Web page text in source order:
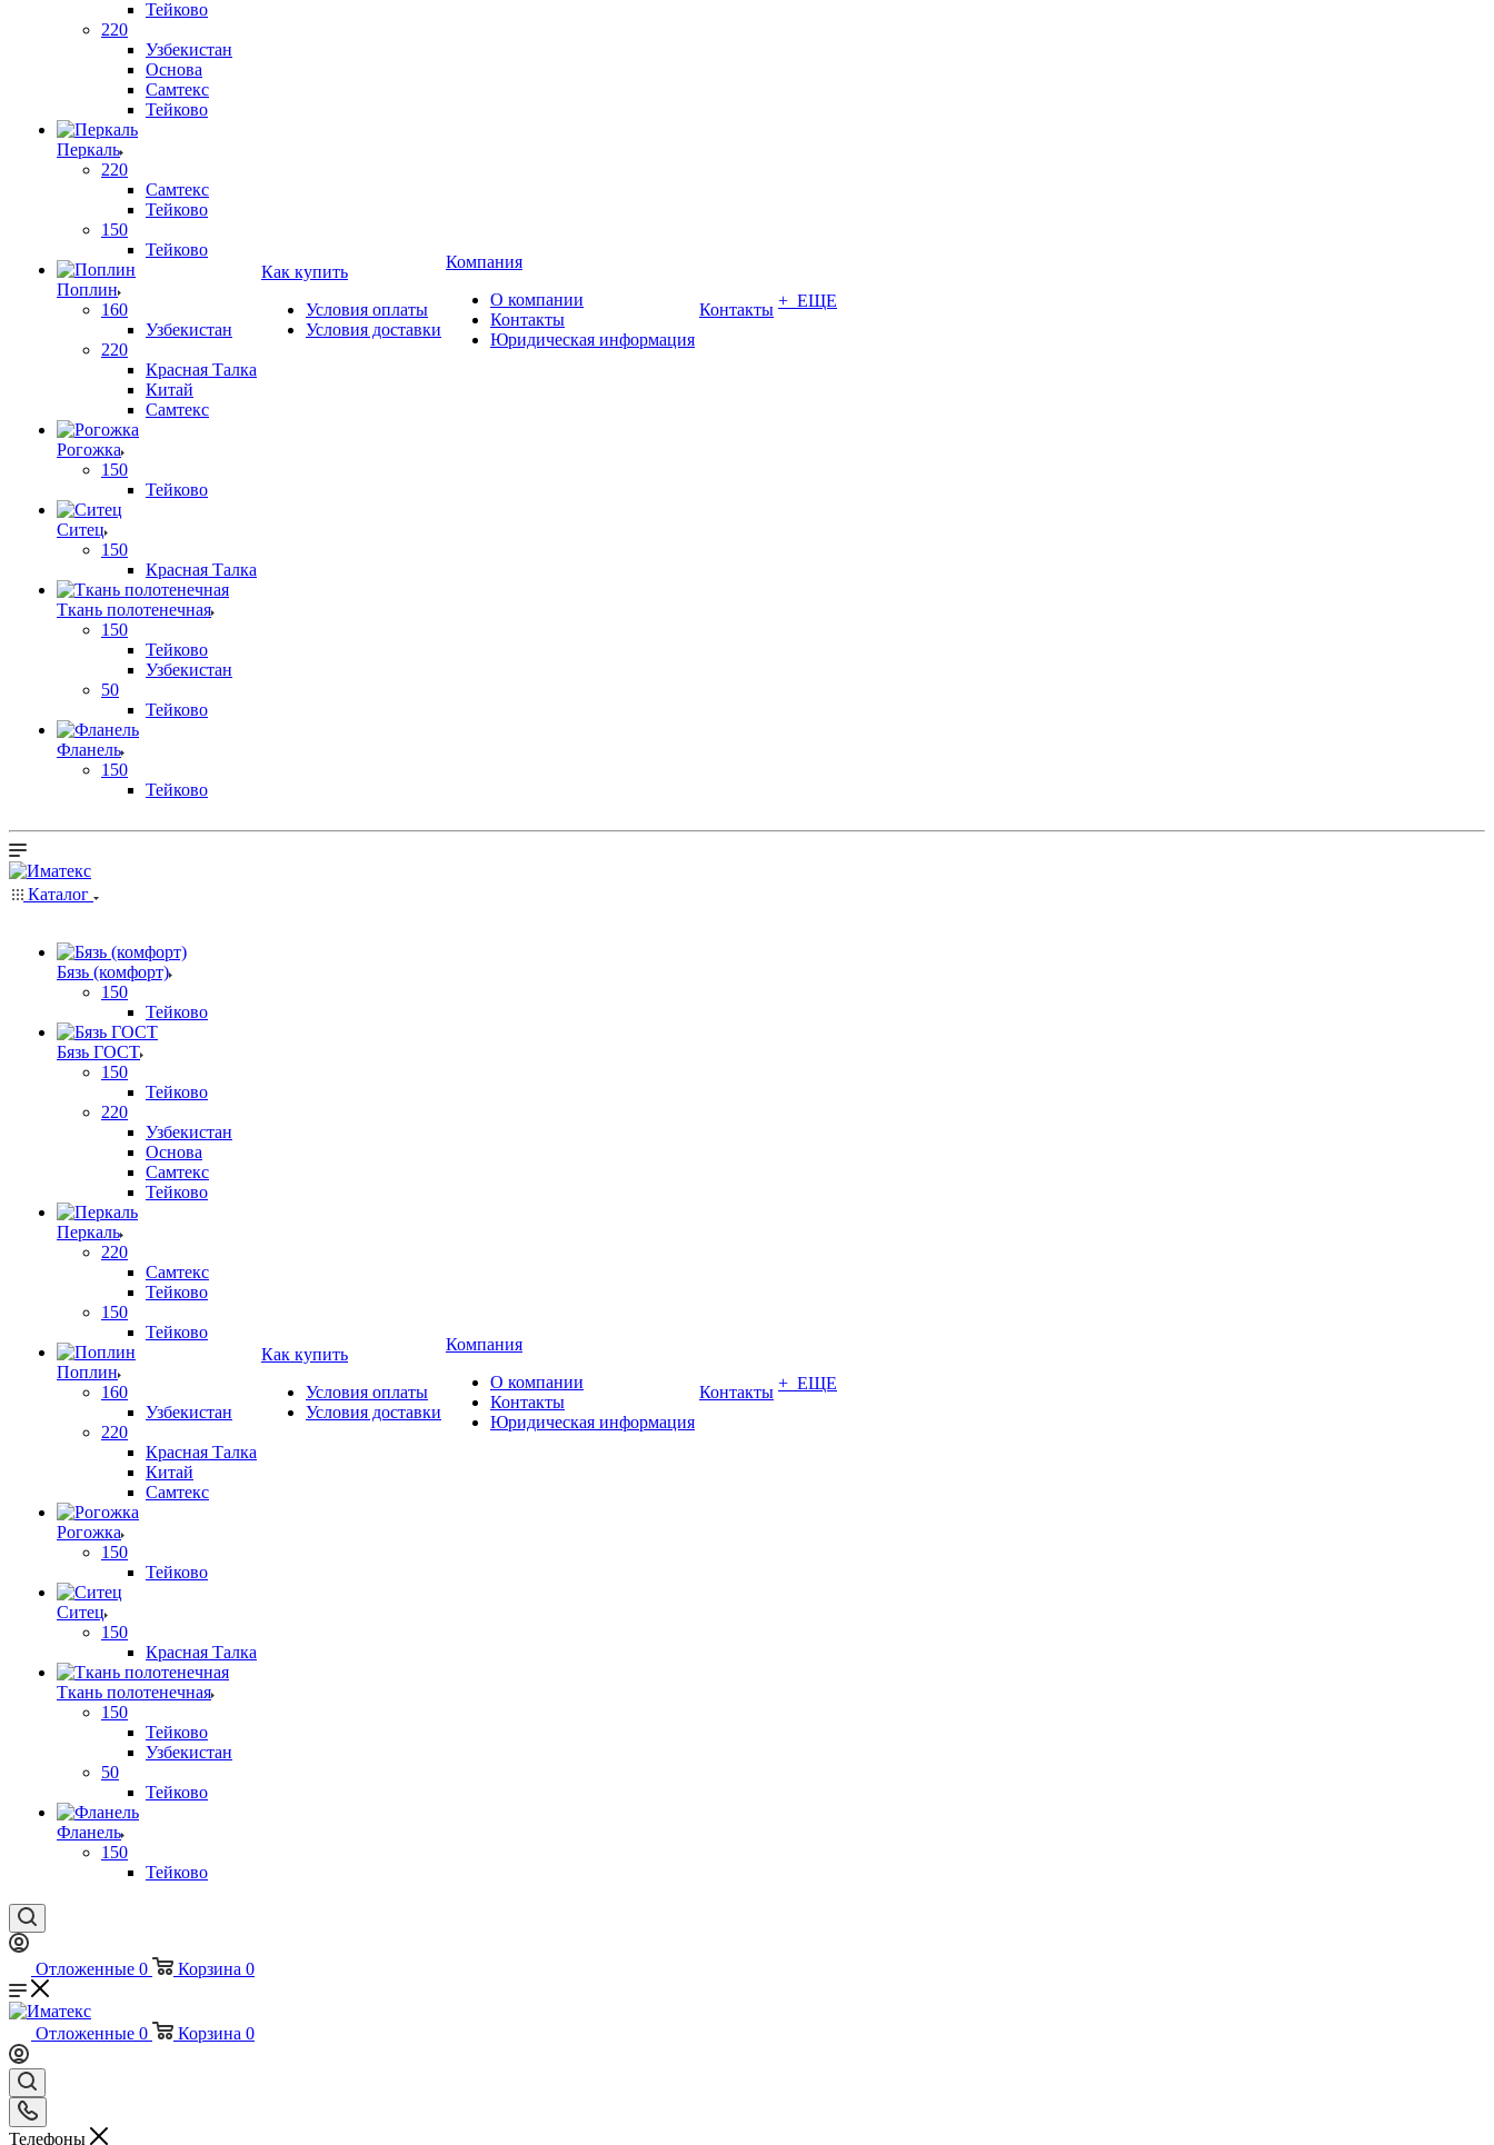
Тейково
220
Узбекистан
Основа
Самтекс
Тейково
Перкаль
220
Самтекс
Тейково
150
Тейково
Поплин
160
Узбекистан
220
Красная Талка
Китай
Самтекс
Рогожка
150
Тейково
Ситец
150
Красная Талка
Ткань полотенечная
150
Тейково
Узбекистан
50
Тейково
Фланель
150
Тейково
Как купить
Условия оплаты
Условия доставки
Компания
О компании
Контакты
Юридическая информация
Контакты + ЕЩЕ
Каталог
Бязь (комфорт)
150
Тейково
Бязь ГОСТ
150
Тейково
220
Узбекистан
Основа
Самтекс
Тейково
Перкаль
220
Самтекс
Тейково
150
Тейково
Поплин
160
Узбекистан
220
Красная Талка
Китай
Самтекс
Рогожка
150
Тейково
Ситец
150
Красная Талка
Ткань полотенечная
150
Тейково
Узбекистан
50
Тейково
Фланель
150
Тейково
Как купить
Условия оплаты
Условия доставки
Компания
О компании
Контакты
Юридическая информация
Контакты + ЕЩЕ
Отложенные 0 Корзина 0
Отложенные 0 Корзина 0
Телефоны